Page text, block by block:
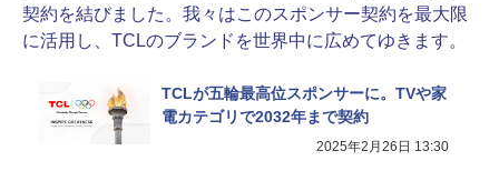
契約を結びました。我々はこのスポンサー契約を最大限
に活用し、TCLのブランドを世界中に広めてゆきます。
TCLが五輪最高位スポンサーに。TVや家
電カテゴリで2032年まで契約
2025年2月26日 13:30